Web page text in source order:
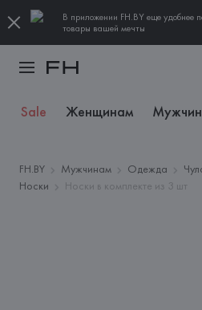
В приложении FH.BY еще удобнее
товары вашей мечты
Sale Женщинам
FH.BY Мужчинам Одежда
Носки
Носки в комплекте из 3 шт